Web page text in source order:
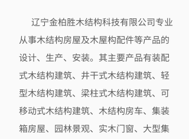
辽宁金柏胜木结构科技有限公司专业
从事木结构房屋及木屋构配件等产品的
设计、生产、安装。其主要产品有装配
式木结构建筑、井干式木结构建筑、轻
型木结构建筑、梁柱式木结构建筑、可
移动式木结构建筑、木结构房车、集装
箱房屋、园林景观、实木门窗、大型集